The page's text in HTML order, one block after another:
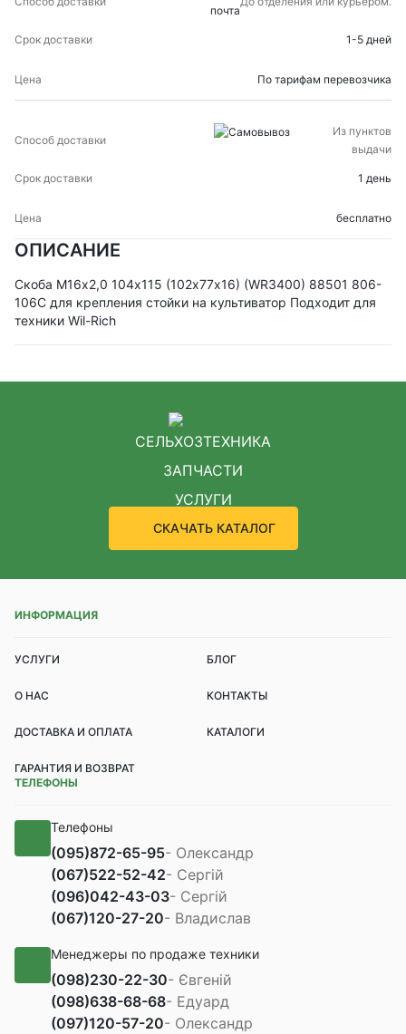
ОПИСАНИЕ
Скоба М16х2,0 104х115 (102х77х16) (WR3400) 88501 806-
106C для крепления стойки на культиватор Подходит для
техники Wil-Rich
ДОСТАВКИДОСТАВКИ
1-5 дней
По тарифам перевозчика
Из пунктов
выдачи
1 день
бесплатно
СЕЛЬХОЗТЕХНИКА
ЗАПЧАСТИ
УСЛУГИ
СКАЧАТЬ КАТАЛОГ
ИНФОРМАЦИЯ
УСЛУГИ БЛОГ
О НАС КОНТАКТЫ
ДОСТАВКА И ОПЛАТА КАТАЛОГИ
ГАРАНТИЯ И ВОЗВРАТ
ТЕЛЕФОНЫ
Телефоны
(095)872-65-95- Олександр
(067)522-52-42- Сергій
(096)042-43-03- Сергій
(067)120-27-20- Владислав
Менеджеры по продаже техники
(098)230-22-30- Євгеній
(098)638-68-68- Едуард
(097)120-57-20- Олександр